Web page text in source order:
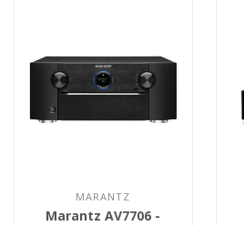
MARANTZ
Marantz AV7706 -